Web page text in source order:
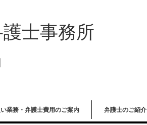
士事務所
業務・弁護士費用のご案内 弁護士のご紹介